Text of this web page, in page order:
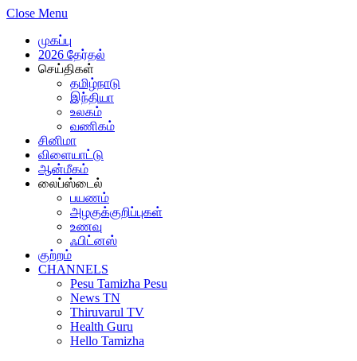
Close Menu
முகப்பு
2026 தேர்தல்
செய்திகள்
தமிழ்நாடு
இந்தியா
உலகம்
வணிகம்
சினிமா
விளையாட்டு
ஆன்மீகம்
லைப்ஸ்டைல்
பயணம்
அழகுக்குறிப்புகள்
உணவு
ஃபிட்னஸ்
குற்றம்
CHANNELS
Pesu Tamizha Pesu
News TN
Thiruvarul TV
Health Guru
Hello Tamizha